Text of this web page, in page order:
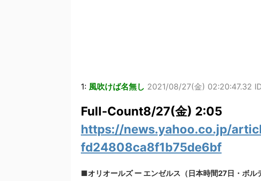
1: 風吹けば名無し 2021/08/27(金) 02:20:47.32
Full-Count8/27(金) 2:05
https://news.yahoo.co.jp/
fd24808ca8f1b75de6bf
■オリオールズ ー エンゼルス（日本時間27日・ボル